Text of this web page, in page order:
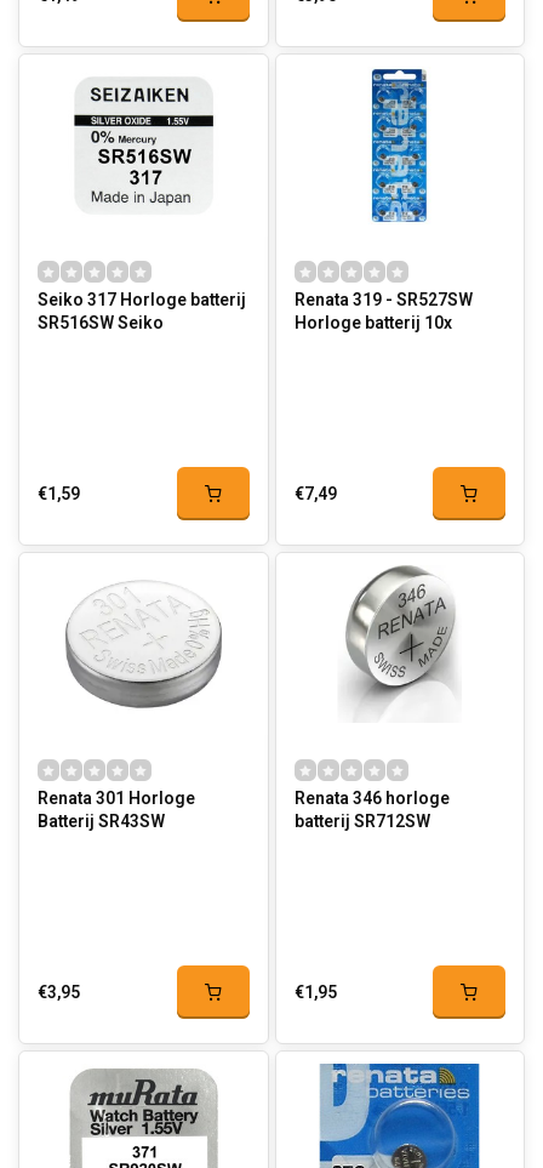
Seiko 317 Horloge batterij
SR516SW Seiko
€1,59
Renata 319 - SR527SW
Horloge batterij 10x
€7,49
Renata 301 Horloge
Batterij SR43SW
€3,95
Renata 346 horloge
batterij SR712SW
€1,95